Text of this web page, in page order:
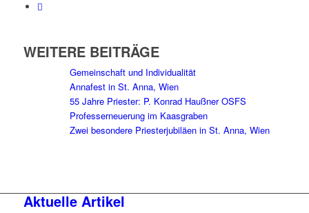
WEITERE BEITRÄGE
Gemeinschaft und Individualität
Annafest in St. Anna, Wien
55 Jahre Priester: P. Konrad Haußner OSFS
Professerneuerung im Kaasgraben
Zwei besondere Priesterjubiläen in St. Anna, Wien
Aktuelle Artikel